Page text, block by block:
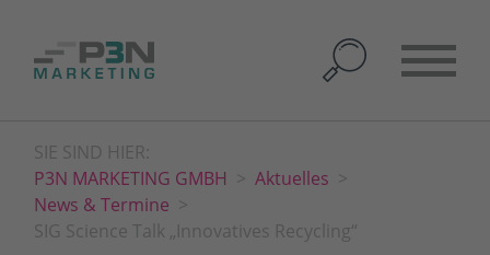
SIE SIND HIER:
P3N MARKETING GMBH
Aktuelles
News & Termine
SIG Science Talk „Innovatives Recycling“